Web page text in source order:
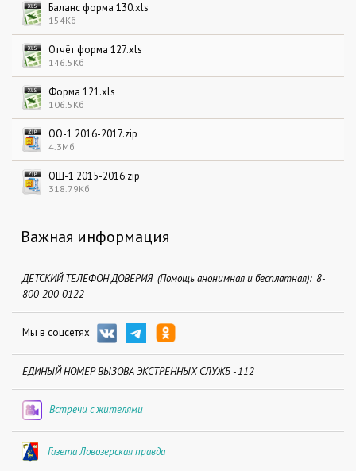
Баланс форма 130.xls
154Кб
Отчёт форма 127.xls
146.5Кб
Форма 121.xls
106.5Кб
ОО-1 2016-2017.zip
4.3Мб
ОШ-1 2015-2016.zip
318.79Кб
Важная информация
ДЕТСКИЙ ТЕЛЕФОН ДОВЕРИЯ (Помощь анонимная и бесплатная): 8-
800-200-0122
Мы в соцсетях
ЕДИНЫЙ НОМЕР ВЫЗОВА ЭКСТРЕННЫХ СЛУЖБ - 112
Встречи с жителями
Газета Ловозерская правда